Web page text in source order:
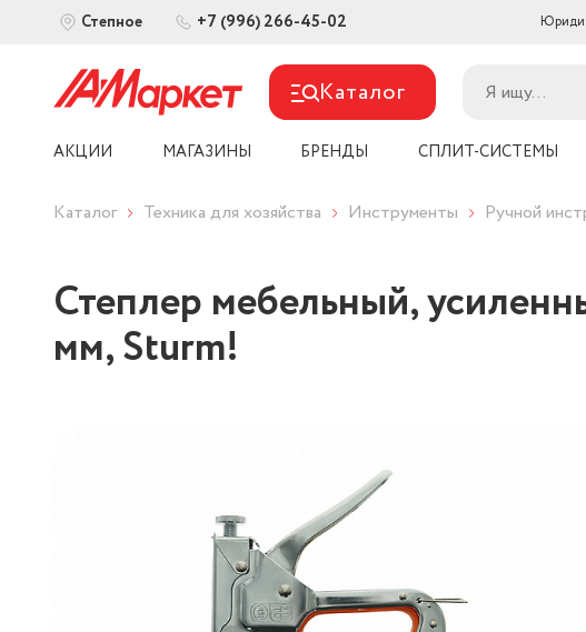
Степное +7 (996) 266-45-02
Каталог
АКЦИИ МАГАЗИНЫ БРЕНДЫ СПЛИТ-СИСТЕМЫ
Каталог Техника для хозяйства Инструменты Ручной
Степлер мебельный,
мм, Sturm!